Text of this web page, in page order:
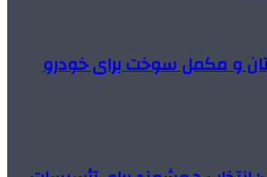
و مکمل سوخت برای خودرو